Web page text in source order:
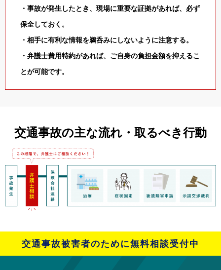
・事故が発生したとき、現場に重要な証拠があれば、必ず
保全しておく。
・相手に有利な情報を鵜呑みにしないように注意する。
・弁護士費用特約があれば、ご自身の負担金額を抑えるこ
とが可能です。
交通事故の主な流れ・取るべき行動
交通事故被害者のために無料相談受付中